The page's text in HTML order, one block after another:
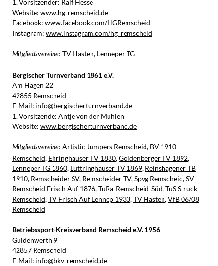
1. Vorsitzender: Ralf Hesse
Website: www.hg-remscheid.de
Facebook: www.facebook.com/HGRemscheid
Instagram: www.instagram.com/hg_remscheid
Mitgliedsvereine: TV Hasten, Lenneper TG
Bergischer Turnverband 1861 e.V.
Am Hagen 22
42855 Remscheid
E-Mail: info@bergischerturnverband.de
1. Vorsitzende: Antje von der Mühlen
Website: www.bergischerturnverband.de
Mitgliedsvereine: Artistic Jumpers Remscheid, BV 1910
Remscheid, Ehringhauser TV 1880,Goldenberger TV 1892,
Lenneper TG 1860, Lüttringhauser TV 1869, Reinshagener TB
1910, Remscheider SV, Remscheider TV,Spvg Remscheid,SV
Remscheid Frisch Auf 1876,TuRa-Remscheid-Süd,TuS Struck
Remscheid,TV Frisch Auf Lennep 1933,TV Hasten,VfB 06/08
Remscheid
Betriebssport-Kreisverband Remscheid e.V. 1956
Güldenwerth 9
42857 Remscheid
E-Mail: info@bkv-remscheid.de